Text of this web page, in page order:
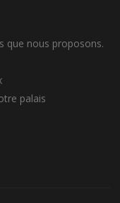
que nous proposons.
palais